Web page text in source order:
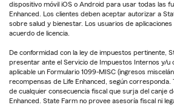
dispositivo móvil iOS o Android para usar todas las
Enhanced. Los clientes deben aceptar autorizar a
sobre salud y bienestar. Los usuarios de
acuerdo de licencia.
De conformidad con la ley de impuestos pertinente,
presentar ante el Servicio de Impuestos Internos y/u
aplicable un Formulario 1099-MISC (ingresos
recompensas de Life Enhanced, según corresponda.
de cualquier consecuencia fiscal que surja del canje
Enhanced. State Farm no provee asesoría fiscal ni